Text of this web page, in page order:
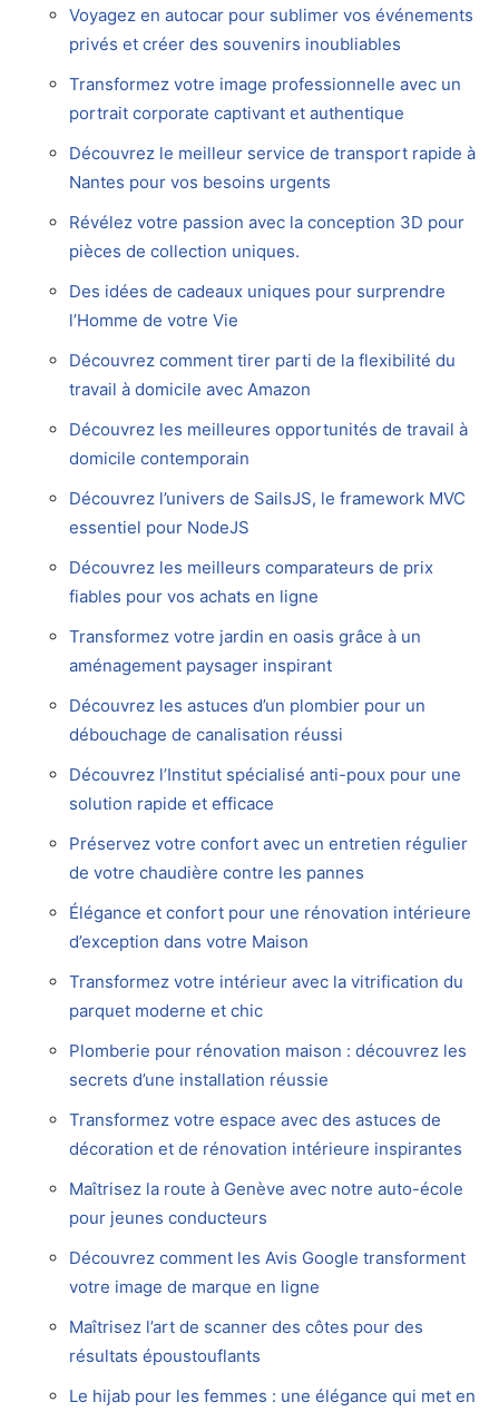
Voyagez en autocar pour sublimer vos événements
privés et créer des souvenirs inoubliables
Transformez votre image professionnelle avec un
portrait corporate captivant et authentique
Découvrez le meilleur service de transport rapide à
Nantes pour vos besoins urgents
Révélez votre passion avec la conception 3D pour
pièces de collection uniques.
Des idées de cadeaux uniques pour surprendre
l’Homme de votre Vie
Découvrez comment tirer parti de la flexibilité du
travail à domicile avec Amazon
Découvrez les meilleures opportunités de travail à
domicile contemporain
Découvrez l’univers de SailsJS, le framework MVC
essentiel pour NodeJS
Découvrez les meilleurs comparateurs de prix
fiables pour vos achats en ligne
Transformez votre jardin en oasis grâce à un
aménagement paysager inspirant
Découvrez les astuces d’un plombier pour un
débouchage de canalisation réussi
Découvrez l’Institut spécialisé anti-poux pour une
solution rapide et efficace
Préservez votre confort avec un entretien régulier
de votre chaudière contre les pannes
Élégance et confort pour une rénovation intérieure
d’exception dans votre Maison
Transformez votre intérieur avec la vitrification du
parquet moderne et chic
Plomberie pour rénovation maison : découvrez les
secrets d’une installation réussie
Transformez votre espace avec des astuces de
décoration et de rénovation intérieure inspirantes
Maîtrisez la route à Genève avec notre auto-école
pour jeunes conducteurs
Découvrez comment les Avis Google transforment
votre image de marque en ligne
Maîtrisez l’art de scanner des côtes pour des
résultats époustouflants
Le hijab pour les femmes : une élégance qui met en